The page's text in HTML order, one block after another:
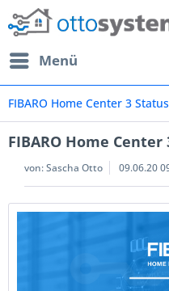
Menü
FIBARO Home Center 3
FIBARO Home
von:Sascha Otto 09.06.20